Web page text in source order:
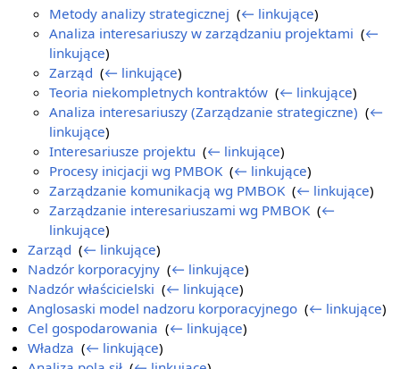
Metody analizy strategicznej ‎(← linkujące)
Analiza interesariuszy w zarządzaniu projektami ‎(←
linkujące)
Zarząd ‎(← linkujące)
Teoria niekompletnych kontraktów ‎(← linkujące)
Analiza interesariuszy (Zarządzanie strategiczne) ‎(←
linkujące)
Interesariusze projektu ‎(← linkujące)
Procesy inicjacji wg PMBOK ‎(← linkujące)
Zarządzanie komunikacją wg PMBOK ‎(← linkujące)
Zarządzanie interesariuszami wg PMBOK ‎(←
linkujące)
Zarząd ‎(← linkujące)
Nadzór korporacyjny ‎(← linkujące)
Nadzór właścicielski ‎(← linkujące)
Anglosaski model nadzoru korporacyjnego ‎(← linkujące)
Cel gospodarowania ‎(← linkujące)
Władza ‎(← linkujące)